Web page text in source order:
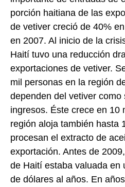
porción haitiana de las
de vetiver creció de 40%
en 2007. Al inicio de la
Haití tuvo una reducción
exportaciones de vetiver.
mil personas en la región
dependen del vetiver
ingresos. Éste crece en 10
región aloja también hasta
procesan el extracto de
exportación. Antes de
de Haití estaba valuada en
de dólares al años. En